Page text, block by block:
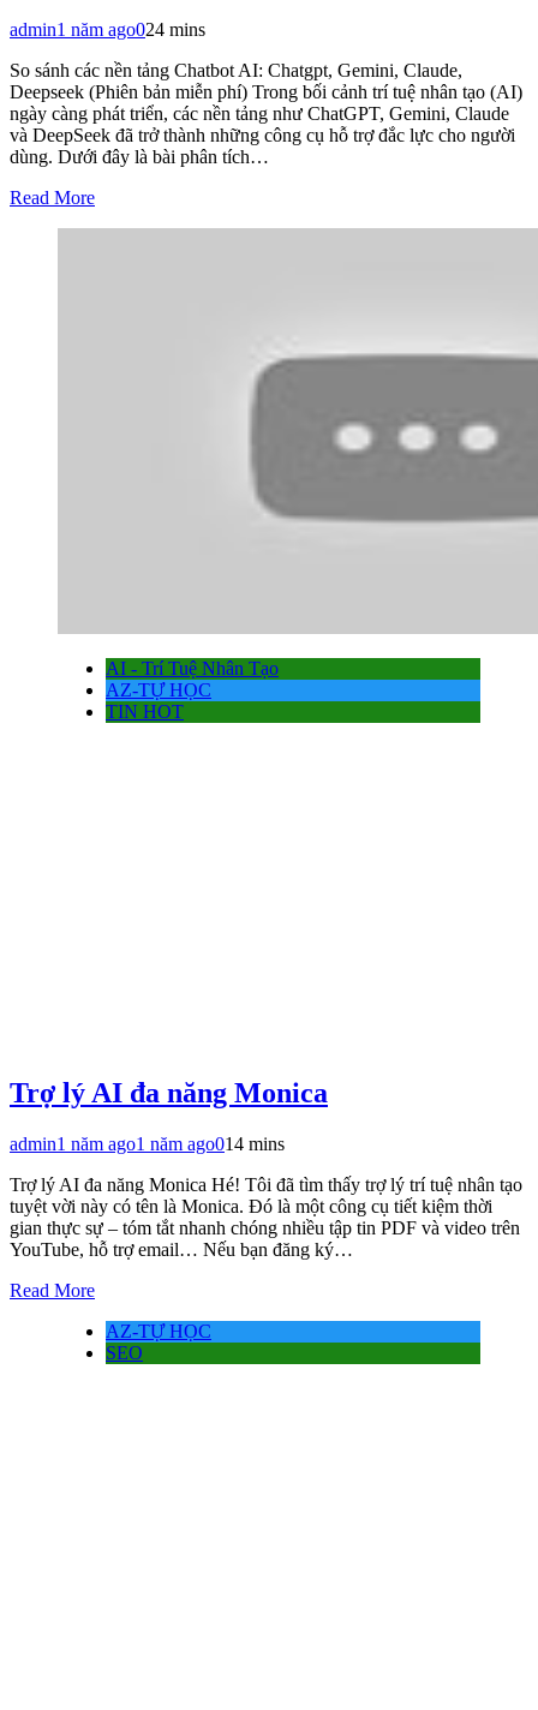
admin1 năm ago024 mins
So sánh các nền tảng Chatbot AI: Chatgpt, Gemini, Claude,
Deepseek (Phiên bản miễn phí) Trong bối cảnh trí tuệ nhân tạo (AI)
ngày càng phát triển, các nền tảng như ChatGPT, Gemini, Claude
và DeepSeek đã trở thành những công cụ hỗ trợ đắc lực cho người
dùng. Dưới đây là bài phân tích…
Read More
AI - Trí Tuệ Nhân Tạo
AZ-TỰ HỌC
TIN HOT
Trợ lý AI đa năng Monica
admin1 năm ago1 năm ago014 mins
Trợ lý AI đa năng Monica Hé! Tôi đã tìm thấy trợ lý trí tuệ nhân tạo
tuyệt vời này có tên là Monica. Đó là một công cụ tiết kiệm thời
gian thực sự – tóm tắt nhanh chóng nhiều tập tin PDF và video trên
YouTube, hỗ trợ email… Nếu bạn đăng ký…
Read More
AZ-TỰ HỌC
SEO